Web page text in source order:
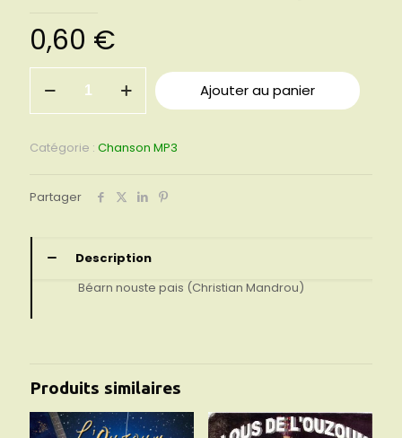
0,60 €
36
Béarn
nouste
Ajouter au panier
Catégorie : Chanson MP3
Partager
Description
Béarn nouste pais (Christian Mandrou)
Produits similaires